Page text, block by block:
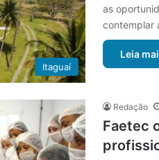
Itaguaí
as
contemplar
Leia
Redação
Faetec